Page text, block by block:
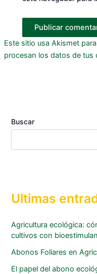
Este sitio usa Akismet
procesan los datos de tus
Buscar
Ultimas
Agricultura ecológica:
cultivos con
Abonos Foliares en
El papel del abono